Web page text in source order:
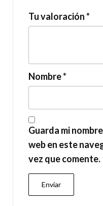
Tu valoración*
Nombre*
Guarda mi
web en este
vez que comente.